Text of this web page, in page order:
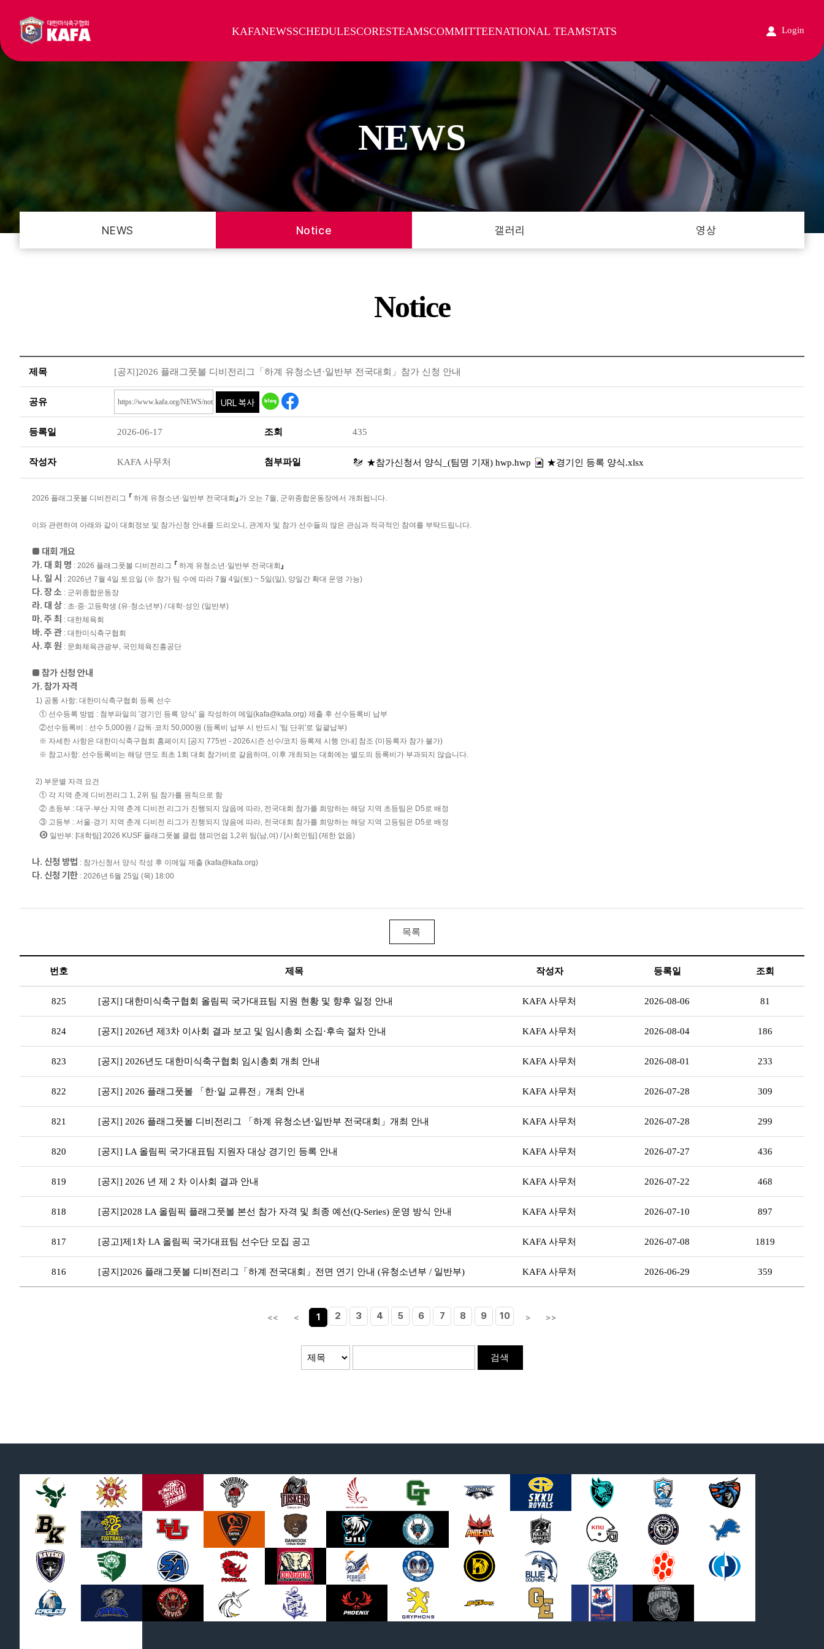
KAFANEWSSCHEDULESCORESTEAMSCOMMITTEENATIONAL TEAMSTATS Login
NEWS
NEWS Notice 갤러리 영상
Notice
제목 [공지]2026 플래그풋볼 디비전리그「하계 유청소년·일반부 전국대회」참가 신청 안내
공유
등록일 2026-06-17 조회 435
작성자 KAFA 사무처 첨부파일 ★참가신청서 양식_(팀명 기재) hwp.hwp ★경기인 등록 양식.xlsx
2026 플래그풋볼 디비전리그 「 하계 유청소년·일반부 전국대회 」 가 오는 7월, 군위종합운동장에서 개최됩니다.
이와 관련하여 아래와 같이 대회정보 및 참가신청 안내를 드리오니, 관계자 및 참가 선수들의 많은 관심과 적극적인 참여를 부탁드립니다.
■ 대회 개요
가. 대 회 명 : 2026 플래그풋볼 디비전리그 「 하계 유청소년·일반부 전국대회 」
나. 일 시 : 2026년 7월 4일 토요일 (※ 참가 팀 수에 따라 7월 4일(토) ~ 5일(일), 양일간 확대 운영 가능)
다. 장 소 : 군위종합운동장
라. 대 상 : 초·중·고등학생 (유·청소년부) / 대학·성인 (일반부)
마. 주 최 : 대한체육회
바. 주 관 : 대한미식축구협회
사. 후 원 : 문화체육관광부, 국민체육진흥공단
■ 참가 신청 안내
가. 참가 자격
1) 공통 사항: 대한미식축구협회 등록 선수
① 선수등록 방법 : 첨부파일의 '경기인 등록 양식' 을 작성하여 메일(kafa@kafa.org) 제출 후 선수등록비 납부
②선수등록비 : 선수 5,000원 / 감독·코치 50,000원 (등록비 납부 시 반드시 '팀 단위'로 일괄납부)
※ 자세한 사항은 대한미식축구협회 홈페이지 [공지 775번 - 2026시즌 선수/코치 등록제 시행 안내] 참조 (미등록자 참가 불가)
※ 참고사항: 선수등록비는 해당 연도 최초 1회 대회 참가비로 갈음하며, 이후 개최되는 대회에는 별도의 등록비가 부과되지 않습니다.
2) 부문별 자격 요건
① 각 지역 춘계 디비전리그 1, 2위 팀 참가를 원칙으로 함
② 초등부 : 대구·부산 지역 춘계 디비전 리그가 진행되지 않음에 따라, 전국대회 참가를 희망하는 해당 지역 초등팀은 D5로 배정
③ 고등부 : 서울·경기 지역 춘계 디비전 리그가 진행되지 않음에 따라, 전국대회 참가를 희망하는 해당 지역 고등팀은 D5로 배정
④ 일반부: [대학팀] 2026 KUSF 플래그풋볼 클럽 챔피언쉽 1,2위 팀(남,여) / [사회인팀] (제한 없음)
나. 신청 방법 : 참가신청서 양식 작성 후 이메일 제출 (kafa@kafa.org)
다. 신청 기한 : 2026년 6월 25일 (목) 18:00
번호 제목 작성자 등록일 조회
825 [공지] 대한미식축구협회 올림픽 국가대표팀 지원 현황 및 향후 일정 안내 KAFA 사무처 2026-08-06 81
824 [공지] 2026년 제3차 이사회 결과 보고 및 임시총회 소집·후속 절차 안내 KAFA 사무처 2026-08-04 186
823 [공지] 2026년도 대한미식축구협회 임시총회 개최 안내 KAFA 사무처 2026-08-01 233
822 [공지] 2026 플래그풋볼 「한·일 교류전」개최 안내 KAFA 사무처 2026-07-28 309
821 [공지] 2026 플래그풋볼 디비전리그 「하계 유청소년·일반부 전국대회」개최 안내 KAFA 사무처 2026-07-28 299
820 [공지] LA 올림픽 국가대표팀 지원자 대상 경기인 등록 안내 KAFA 사무처 2026-07-27 436
819 [공지] 2026 년 제 2 차 이사회 결과 안내 KAFA 사무처 2026-07-22 468
818 [공지]2028 LA 올림픽 플래그풋볼 본선 참가 자격 및 최종 예선(Q-Series) 운영 방식 안내 KAFA 사무처 2026-07-10 897
817 [공고]제1차 LA 올림픽 국가대표팀 선수단 모집 공고 KAFA 사무처 2026-07-08 1819
816 [공지]2026 플래그풋볼 디비전리그「하계 전국대회」전면 연기 안내 (유청소년부 / 일반부) KAFA 사무처 2026-06-29 359